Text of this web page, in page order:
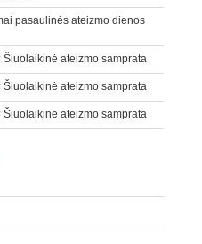
pasaulinės ateizmo dienos
Šiuolaikinė ateizmo samprata
Šiuolaikinė ateizmo samprata
Šiuolaikinė ateizmo samprata